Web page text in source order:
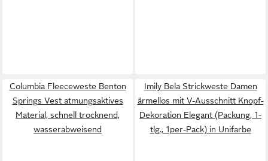
Columbia Fleeceweste Benton
Springs Vest atmungsaktives
Material, schnell trocknend,
wasserabweisend
Imily Bela Strickweste Damen
ärmellos mit V-Ausschnitt Knopf-
Dekoration Elegant (Packung, 1-
tlg., 1per-Pack) in Unifarbe